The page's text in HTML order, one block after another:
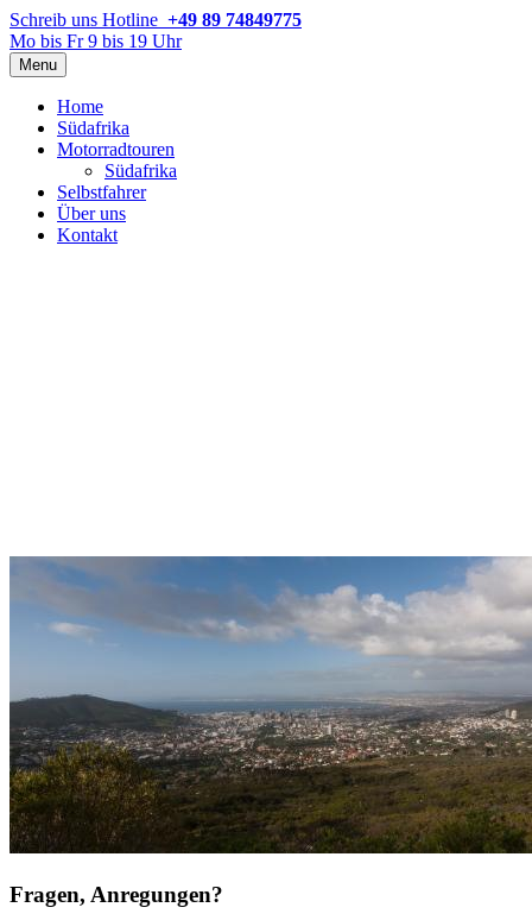
Schreib uns Hotline +49 89 74849775
Mo bis Fr 9 bis 19 Uhr
Menu
Home
Südafrika
Motorradtouren
Südafrika
Selbstfahrer
Über uns
Kontakt
Fragen, Anregungen?